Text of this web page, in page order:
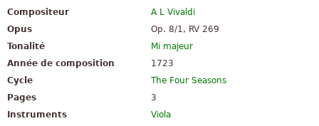
Compositeur
A L Vivaldi
Opus
Op. 8/1, RV 269
Tonalité
Mi majeur
Année de composition
1723
Cycle
The Four Seasons
Pages
3
Instruments
Viola